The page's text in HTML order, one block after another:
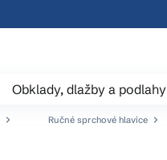
Obklady, dlažby a podlahy
Ručné sprchové hlavice